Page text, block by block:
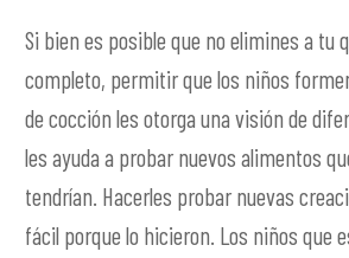
Si bien es posible que no elimines a tu
completo, permitir que los niños
de cocción les otorga una visión de
les ayuda a probar nuevos alimentos
tendrían. Hacerles probar nuevas
fácil porque lo hicieron. Los niños que